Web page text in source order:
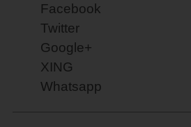
Facebook
Twitter
Google+
XING
Whatsapp